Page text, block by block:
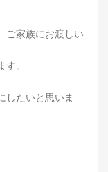
ご家族にお渡しい
。
したいと思いま